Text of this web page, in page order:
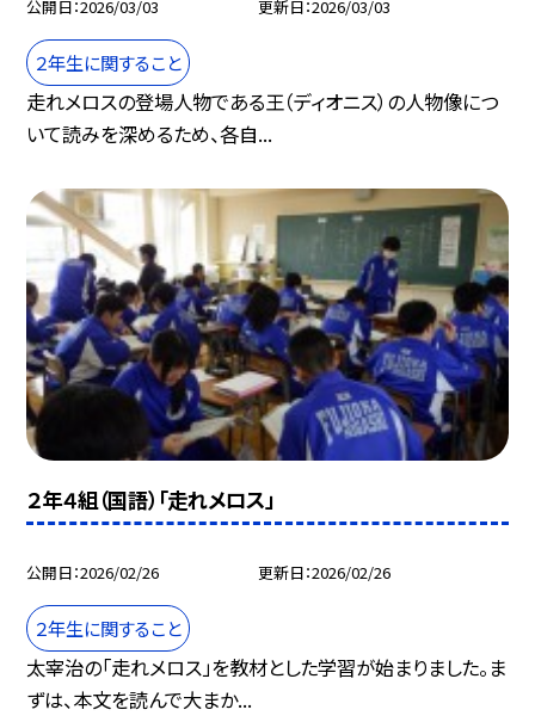
公開日 2026/03/03 更新日 2026/03/03
２年生に関すること
走れメロスの登場人物である王（ディオニス）の人物像につ
いて読みを深めるため、各自...
２年４組（国語）「走れメロス」
公開日 2026/02/26 更新日 2026/02/26
２年生に関すること
太宰治の「走れメロス」を教材とした学習が始まりました。ま
ずは、本文を読んで大まか...